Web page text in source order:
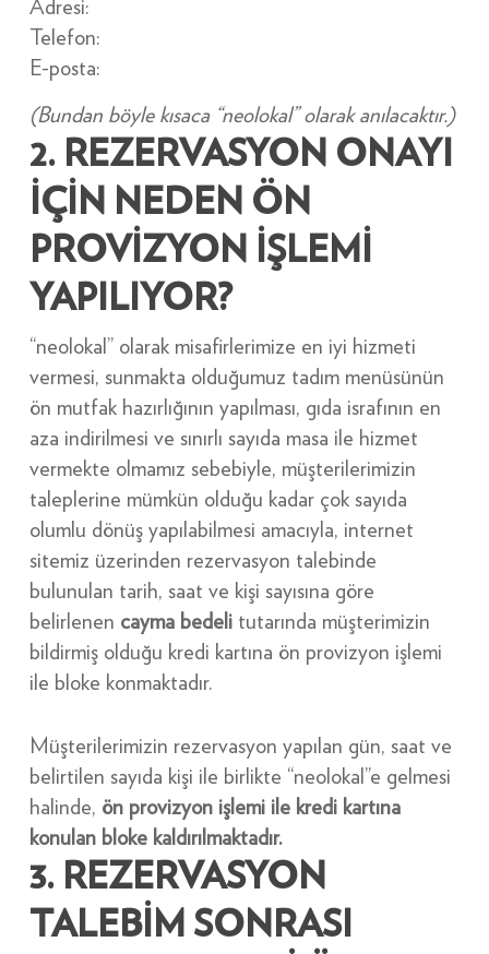
Adresi:
Telefon:
E-posta:
(Bundan böyle kısaca “neolokal” olarak anılacaktır.)
2. REZERVASYON ONAYI
İÇİN NEDEN ÖN
PROVİZYON İŞLEMİ
YAPILIYOR?
“neolokal” olarak misafirlerimize en iyi hizmeti
vermesi, sunmakta olduğumuz tadım menüsünün
ön mutfak hazırlığının yapılması, gıda israfının en
aza indirilmesi ve sınırlı sayıda masa ile hizmet
vermekte olmamız sebebiyle, müşterilerimizin
taleplerine mümkün olduğu kadar çok sayıda
olumlu dönüş yapılabilmesi amacıyla, internet
sitemiz üzerinden rezervasyon talebinde
bulunulan tarih, saat ve kişi sayısına göre
belirlenen cayma bedelitutarında müşterimizin
bildirmiş olduğu kredi kartına ön provizyon işlemi
ile bloke konmaktadır.
Müşterilerimizin rezervasyon yapılan gün, saat ve
belirtilen sayıda kişi ile birlikte “neolokal”e gelmesi
halinde, ön provizyon işlemi ile kredi kartına
konulan bloke kaldırılmaktadır.
3. REZERVASYON
TALEBİM SONRASI